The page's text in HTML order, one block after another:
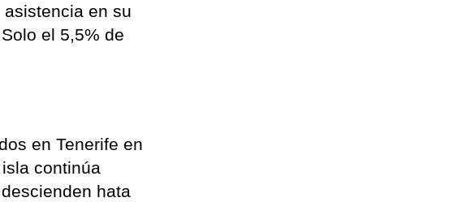
en su
el 5,5% de
en Tenerife en
continúa
hata